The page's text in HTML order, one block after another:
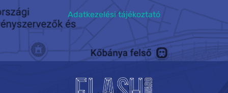
Adatkezelési tájékoztató